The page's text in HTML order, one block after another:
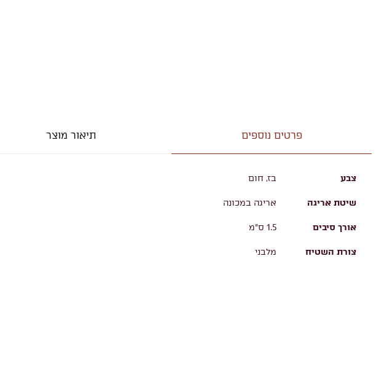
פרטים נוספים תיאור מוצר
צבע בז, חום
שיטת אריגה אריגה במכונה
אורך סיבים 1.5 ס"מ
צורת השטיח מלבני